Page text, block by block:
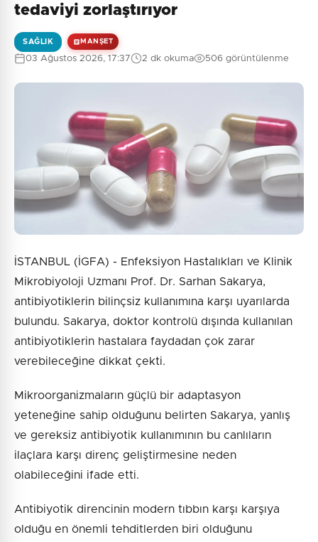
tedaviyi zorlaştırıyor
SAĞLIK MANŞET
03 Ağustos 2026, 17:37 2 dk okuma 506 görüntülenme
İSTANBUL (İGFA) - Enfeksiyon Hastalıkları ve Klinik
Mikrobiyoloji Uzmanı Prof. Dr. Sarhan Sakarya,
antibiyotiklerin bilinçsiz kullanımına karşı uyarılarda
bulundu. Sakarya, doktor kontrolü dışında kullanılan
antibiyotiklerin hastalara faydadan çok zarar
verebileceğine dikkat çekti.
Mikroorganizmaların güçlü bir adaptasyon
yeteneğine sahip olduğunu belirten Sakarya, yanlış
ve gereksiz antibiyotik kullanımının bu canlıların
ilaçlara karşı direnç geliştirmesine neden
olabileceğini ifade etti.
Antibiyotik direncinin modern tıbbın karşı karşıya
olduğu en önemli tehditlerden biri olduğunu